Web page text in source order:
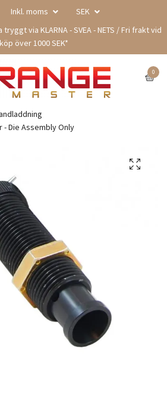
Inkl. moms
SEK
via KLARNA - SVEA - NETS / Fri frakt vid
köp över 1000 SEK*
0
- Die Assembly Only